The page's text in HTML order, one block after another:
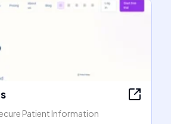
Patient Information